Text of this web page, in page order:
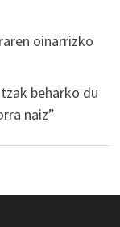
oinarrizko
beharko du
naiz”